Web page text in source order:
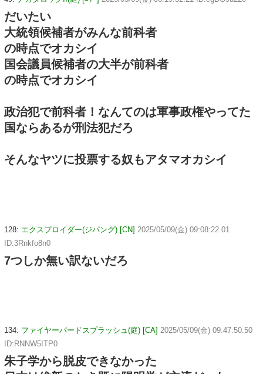
だいたい
大統領候補者がみんな前科者
の時点でオカシイ
国会議員候補者の大半が前科者
の時点でオカシイ
政治犯で前科者！なんてのは軍事政権やってた
国ならあるが刑法犯だろ
そんなヤツに投票する奴もアタマオカシイ
128: エクスプロイダー(ジパング) [CN] 2025/05/09(金) 09:08:22.01
ID:3Rnkfo8n0
7つしか無い訳ないだろ
134: ファイヤーバードスプラッシュ(庭) [CA] 2025/05/09(金) 09:47:50.50
ID:RNNW5ITP0
朱子学から脱皮できなかった